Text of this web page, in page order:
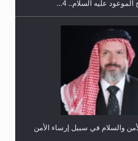
لثلاثة طلاب من مدرسة الحفظ
عليه السلام.. 4...
والسلام في سبيل إرساء الأمن